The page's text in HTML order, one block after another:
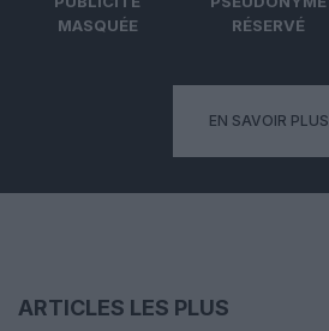
MASQUÉE
RÉSERVÉ
EN SAVOIR PLUS
ARTICLES LES PLUS